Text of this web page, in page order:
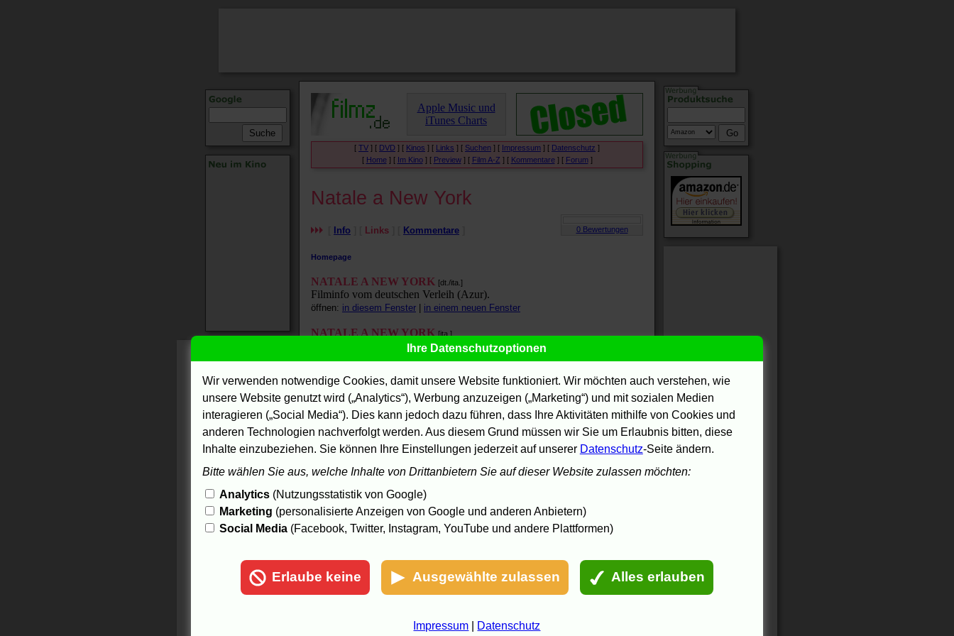
Apple Music und
iTunes Charts
[ TV ] [ DVD ] [ Kinos ] [ Links ] [ Suchen ] [ Impressum ] [ Datenschutz ]
[ Home] [ Im Kino] [ Preview] [ Film A-Z ] [ Kommentare] [ Forum]
Natale a New York
Info Links Kommentare
Homepage
NATALE A NEW YORK [dt./ita.]
Filminfo vom deutschen Verleih (Azur).
öffnen: in diesem Fenster in einem neuen Fenster
NATALE A NEW YORK [ita.]
Offizielle Website zum Film (Filmauro).
öffnen:in diesem Fenster|in einem neuen Fenster
Infos und Kritiken
Cinema
Inhalt, Filmbilder.
öffnen:in diesem Fenster | in einem neuen Fenster
Kritik von Sascha Koebner.
KinoNews
Info.
in diesem Fenster|
OutNow.CH
Filmbilder.
in diesem Fenster
Ihre Datenschutzoptionen
Wir verwenden notwendige Cookies, damit unsere Website funktioniert. Wir möchten auch verstehen, wie
unsere Website genutzt wird („Analytics“), Werbung anzuzeigen („Marketing“) und mit sozialen Medien
interagieren („Social Media“). Dies kann jedoch dazu führen, dass Ihre Aktivitäten mithilfe von Cookies und
anderen Technologien nachverfolgt werden. Aus diesem Grund müssen wir Sie um Erlaubnis bitten, diese
Inhalte einzubeziehen. Sie können Ihre Einstellungen jederzeit auf unserer Datenschutz-Seite ändern.
Bitte wählen Sie aus, welche Inhalte von Drittanbietern Sie auf dieser Website zulassen möchten:
Analytics(Nutzungsstatistik von Google)
Marketing (personalisierte Anzeigen von Google und anderen Anbietern)
Social Media(Facebook, Twitter, Instagram, YouTube und andere Plattformen)
Erlaube keine Ausgewählte zulassen Alles erlauben
Impressum Datenschutz